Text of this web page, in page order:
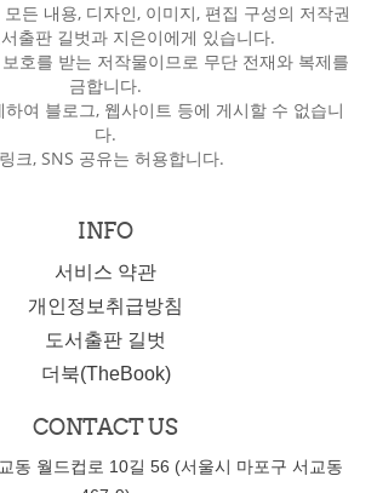
든 내용, 디자인, 이미지, 편집 구성의 저작권
출판 길벗과 지은이에게 있습니다.
호를 받는 저작물이므로 무단 전재와 복제를
금합니다.
여 블로그, 웹사이트 등에 게시할 수 없습니
다.
링크, SNS 공유는 허용합니다.
INFO
서비스 약관
개인정보취급방침
도서출판 길벗
더북(TheBook)
CONTACT US
동 월드컵로 10길 56 (서울시 마포구 서교동